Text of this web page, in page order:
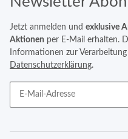
Jetzt anmelden und exklusive
Aktionen per E-Mail erhalten.
Informationen zur
Datenschutzerklärung.